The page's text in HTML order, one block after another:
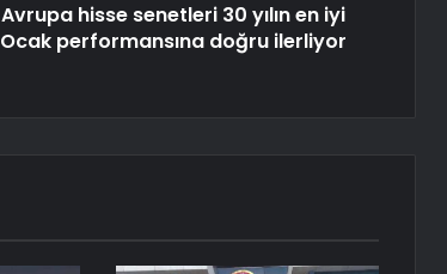
Avrupa hisse senetleri 30 yılın en iyi
Ocak performansına doğru ilerliyor